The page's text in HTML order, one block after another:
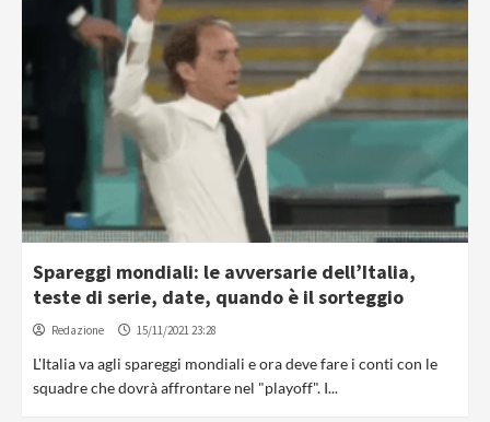
Spareggi mondiali: le avversarie dell’Italia,
teste di serie, date, quando è il sorteggio
Redazione 15/11/2021 23:28
L'Italia va agli spareggi mondiali e ora deve fare i conti con le
squadre che dovrà affrontare nel "playoff". I...